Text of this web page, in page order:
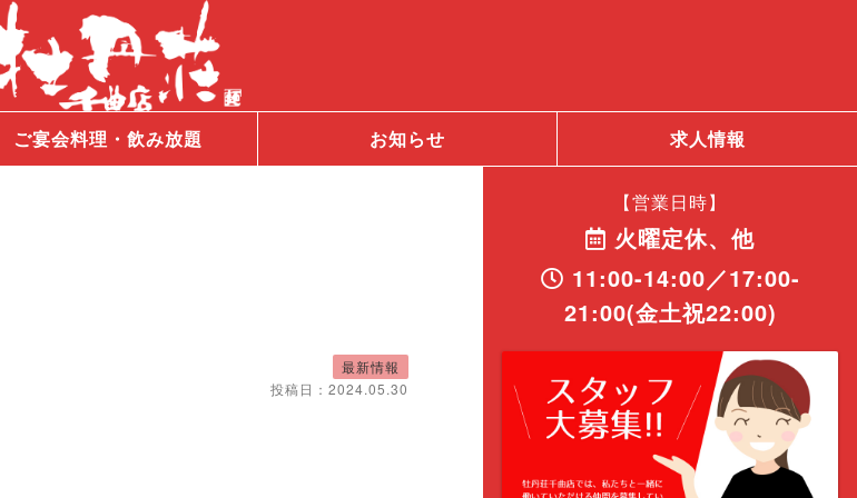
ご宴会料理・飲み放題 お知らせ 求人情報
最新情報
投稿日： 2024.05.30
【営業日時】
火曜定休、他
11:00-14:00／17:00-
21:00(金土祝22:00)